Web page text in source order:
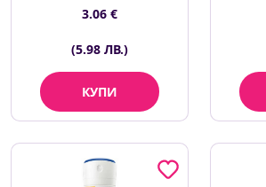
3.06 €
(5.98 ЛВ.)
КУПИ